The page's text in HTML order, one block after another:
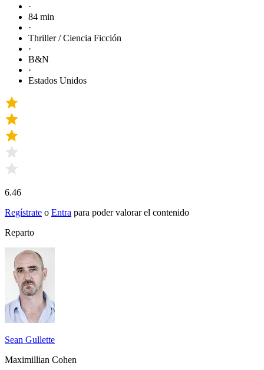
·
84 min
·
Thriller / Ciencia Ficción
·
B&N
·
Estados Unidos
6.46
Regístrate o Entra para poder valorar el contenido
Reparto
Sean Gullette
Maximillian Cohen